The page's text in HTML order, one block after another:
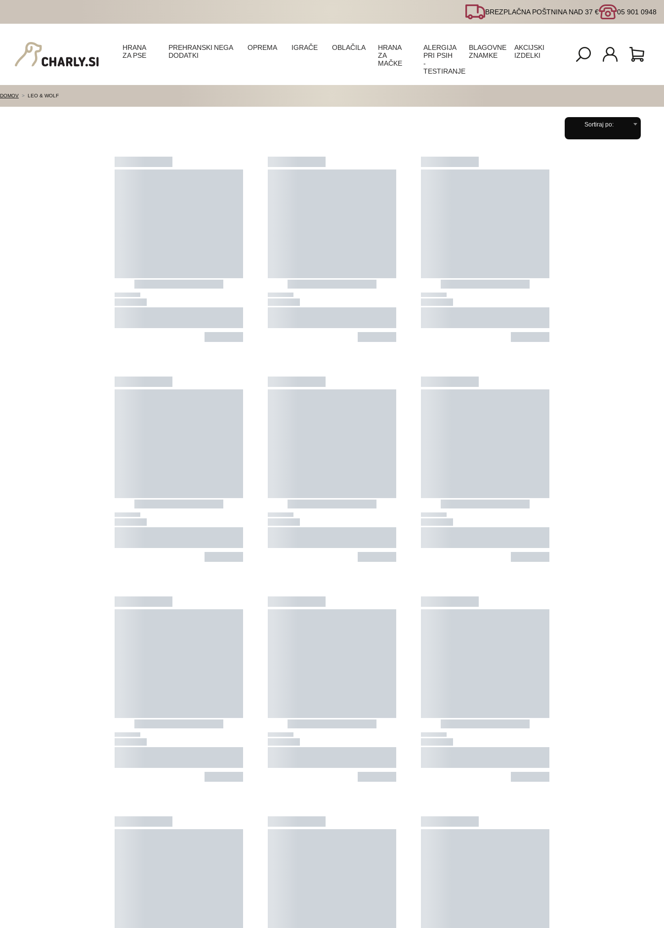
BREZPLAČNA POŠTNINA NAD 37 € 05 901 0948
HRANA
ZA PSE
PREHRANSKI
DODATKI
NEGA OPREMA IGRAČE OBLAČILA
HRANA
ZA
MAČKE
ALERGIJA
PRI PSIH
-
TESTIRANJE
BLAGOVNE
ZNAMKE
AKCIJSKI
IZDELKI
DOMOV LEO & WOLF
Sortiraj po: